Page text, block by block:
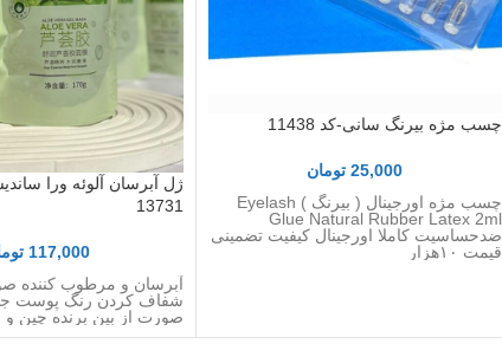
چسب مژه بیرنگ سانی-کد 11438
25,000 تومان
چسب مژه اورجینال ( بیرنگ ) Eyelash
ضدحساسیت کاملا اورجینال کیفیت تضمینی
قیمت ۱۰هزار
ژل آبرسان آلوئه ورا
13731
117,000
آبرسان و مرطوب کننده
شفاف کردن رنگ پوست
صورت از بین برنده چین